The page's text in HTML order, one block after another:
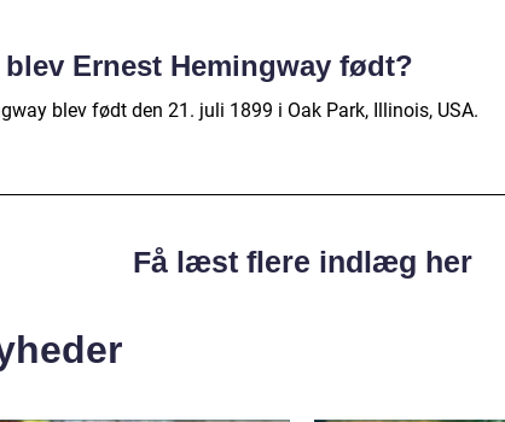
Ernest Hemingway født?
blev født den 21. juli 1899 i Oak Park, Illinois, USA.
Få læst flere indlæg her